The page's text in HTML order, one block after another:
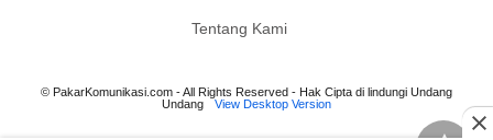
Tentang Kami
© PakarKomunikasi.com - All Rights Reserved - Hak Cipta di lindungi Undang
Undang
View Desktop Version